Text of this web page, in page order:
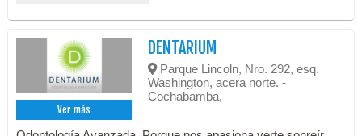
Ver más
DENTARIUM
Parque Lincoln, Nro. 292, esq.
Washington, acera norte. -
Cochabamba,